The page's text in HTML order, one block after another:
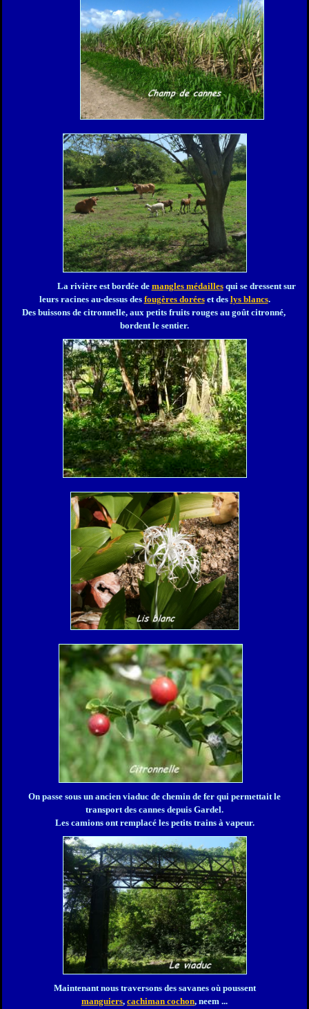
La rivière est bordée de mangles médaillesqui se dressent sur
leurs racines au-dessus des fougères doréeset des lys blancs.
Des buissons de citronnelle, aux petits fruits rouges au goût citronné,
bordent le sentier.
On passe sous un ancien viaduc de chemin de fer qui permettait le
transport des cannes depuis Gardel.
Les camions ont remplacé les petits trains à vapeur.
Maintenant nous traversons des savanes où poussent
manguiers, cachiman cochon, neem ...